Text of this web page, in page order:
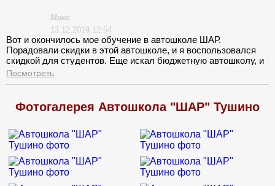
составленные занятия по вождению.Мой инструктор Сергей,
помог разобраться в машине и как правильно ее водить.
Макс
13.12.2019 12:54
Вот и окончилось мое обучение в автошколе ШАР.
Порадовали скидки в этой автошколе, и я воспользовался
скидкой для студентов. Еще искал бюджетную автошколу, и
вот я ее нашел!!Стоимость обрадовала, для студента то что
нужно. Приступил к лекциям, интересно и очень понятно все
спокойной обстановке. И вот пришел день сдачи экзаменов,
сдал на отлично. И теперь вожу автомобиль с большим
Посмотреть
Фотогалерея Автошкола "ШАР" Тушино